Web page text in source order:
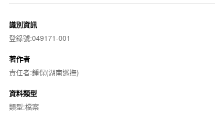
識別資訊
登錄號:049171-001
著作者
責任者:鍾保(湖南巡撫)
資料類型
類型:檔案